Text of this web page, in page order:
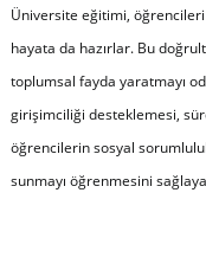
Üniversite eğitimi, öğrencileri
hayata da hazırlar. Bu
toplumsal fayda yaratmayı
girişimciliği desteklemesi,
öğrencilerin sosyal
sunmayı öğrenmesini